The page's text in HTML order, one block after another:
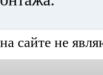
сайте не